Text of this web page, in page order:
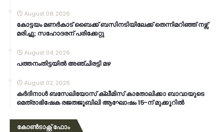
August 08, 2026
കോട്ടയം മണർകാട് ബൈക്ക് ബസിനടിയിലേക്ക് തെന്നിമറിഞ്ഞ് നഴ്സ്
മരിച്ചു; സഹോദരന് പരിക്കേറ്റു
August 04, 2026
പത്തനംതിട്ടയിൽ അഞ്ചിരട്ടി മഴ
August 02, 2026
കര്‍ദിനാള്‍ ബസേലിയോസ് ക്ലീമിസ് കാതോലിക്കാ ബാവായുടെ
മെത്രാഭിഷേക രജതജൂബിലി ആഘോഷം 15-ന് മുക്കൂറില്‍
കോൺടാക്റ്റ് ഫോം